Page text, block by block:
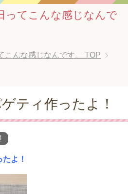
ってこんな感じなんで
んな感じなんです。
TOP
ティ作ったよ！
よ！